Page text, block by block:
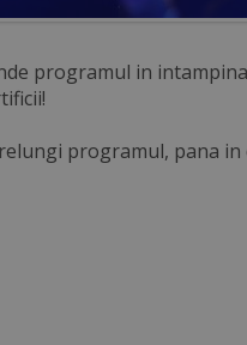
programul in
programul, pana